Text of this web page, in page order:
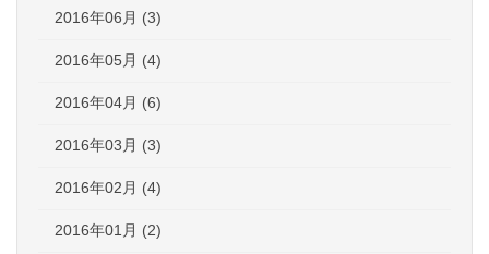
2016年06月 (3)
2016年05月 (4)
2016年04月 (6)
2016年03月 (3)
2016年02月 (4)
2016年01月 (2)